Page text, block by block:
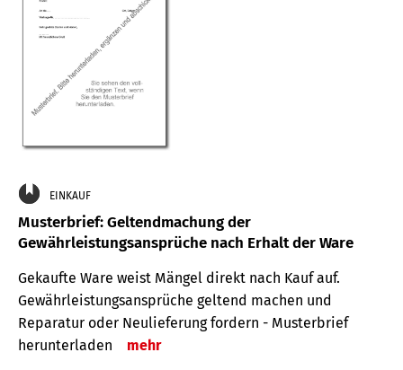
EINKAUF
Musterbrief: Geltendmachung der
Gewährleistungsansprüche nach Erhalt der Ware
Gekaufte Ware weist Mängel direkt nach Kauf auf.
Gewährleistungsansprüche geltend machen und
Reparatur oder Neulieferung fordern - Musterbrief
herunterladen
mehr